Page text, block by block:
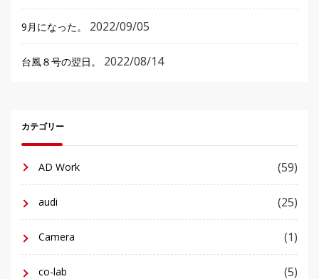
9月になった。 2022/09/05
台風８号の翌日。 2022/08/14
カテゴリー
AD Work (59)
audi (25)
Camera (1)
co-lab (5)